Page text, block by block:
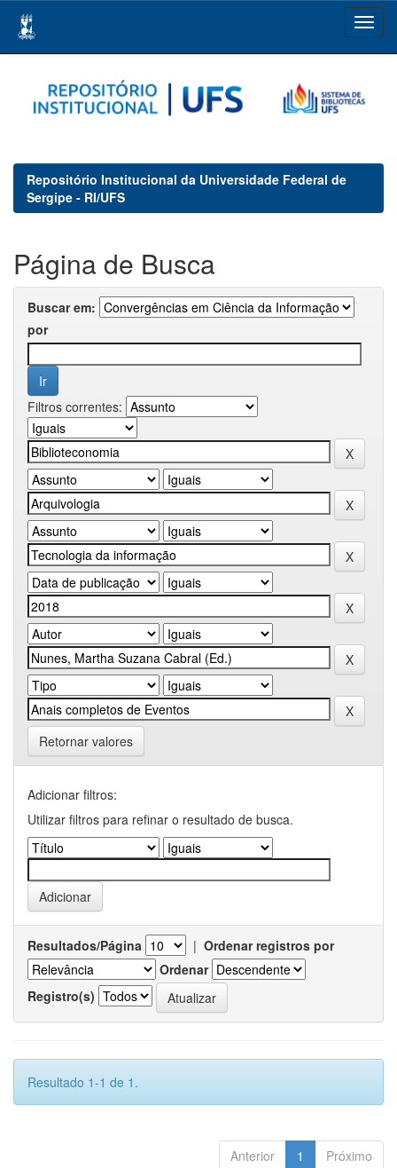
navigation
Repositório Institucional da Universidade Federal de
Sergipe - RI/UFS
Página de Busca
Buscar em:
por
Filtros correntes:
Retornar valores
Adicionar filtros:
Utilizar filtros para refinar o resultado de busca.
Resultados/Página | Ordenar registros por
Ordenar
Registro(s)
Resultado 1-1 de 1.
Anterior 1 Próximo